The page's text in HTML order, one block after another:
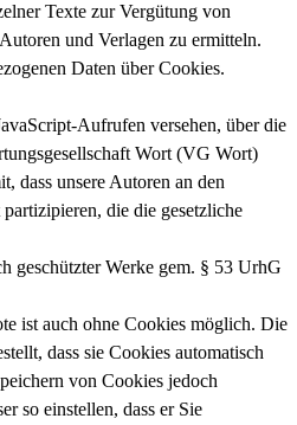
Texte zur Vergütung von
und Verlagen zu ermitteln.
Daten über Cookies.
Aufrufen versehen, über die
Wort (VG Wort)
dass unsere Autoren an den
die die gesetzliche
geschützter Werke gem. § 53 UrhG
ist auch ohne Cookies möglich. Die
dass sie Cookies automatisch
von Cookies jedoch
so einstellen, dass er Sie